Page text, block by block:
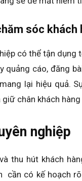
sóc khách
có thể tận
quảng cáo, đăng
lại hiệu quả.
chân khách hàng
nghiệp
thu hút khách
cần có kế hoạch